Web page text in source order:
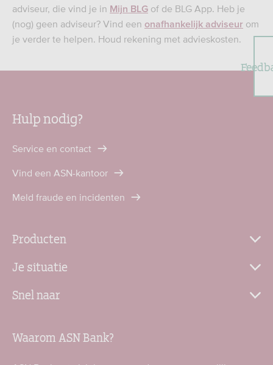
adviseur, die vind je in Mijn BLG of de BLG App. Heb je
(nog) geen adviseur? Vind een onafhankelijk adviseur om
je verder te helpen. Houd rekening met advieskosten.
Hulp nodig?
Service en contact
Vind een ASN-kantoor
Meld fraude en incidenten
Producten
Je situatie
Snel naar
Waarom ASN Bank?